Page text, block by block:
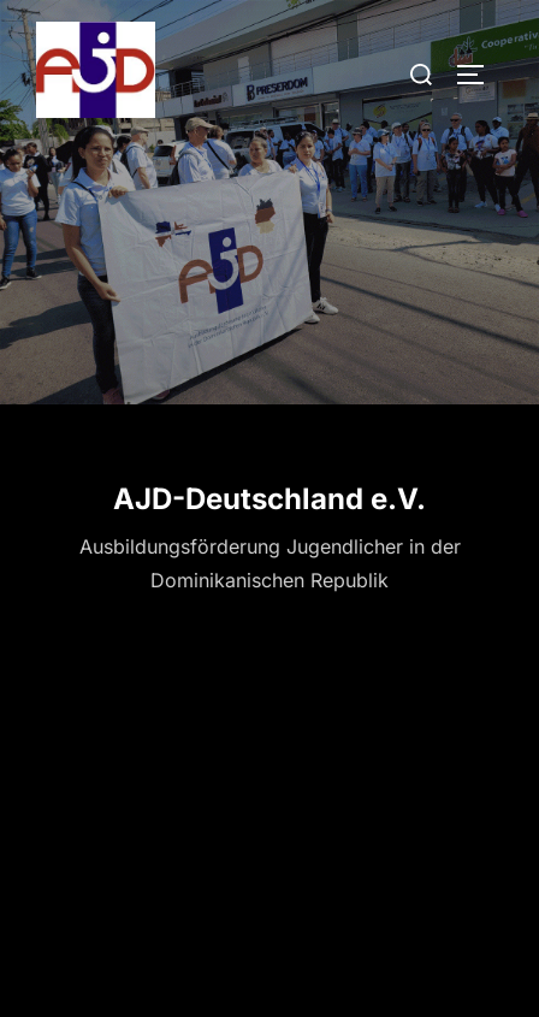
Zum
Inhalt
springen
Suchen
nach:
AJD-Deutschland e.V.
Ausbildungsförderung Jugendlicher in der
Dominikanischen Republik